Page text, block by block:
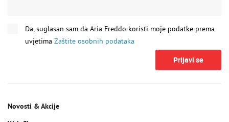
Da, suglasan sam da Aria Freddo koristi moje podatke prema
uvjetima Zaštite osobnih podataka
Prijavi se
Novosti & Akcije